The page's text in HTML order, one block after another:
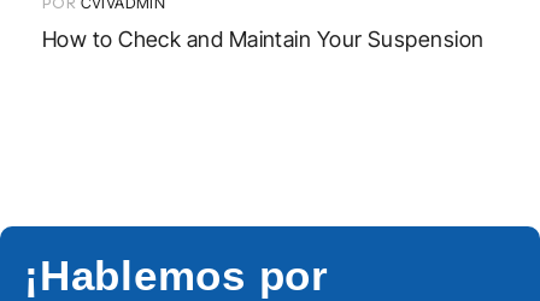
How to Check and Maintain Your Suspension
¡Hablemos por